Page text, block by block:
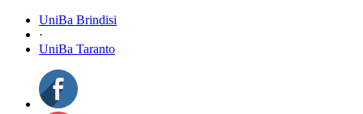
UniBa Brindisi
·
UniBa Taranto